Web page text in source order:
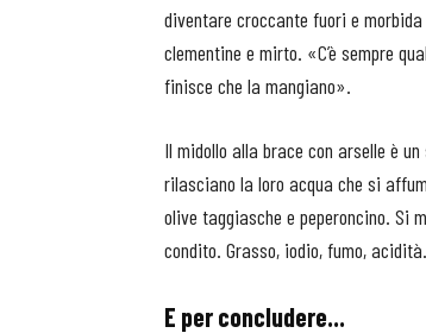
diventare croccante fuori e
clementine e mirto. «C’è sempre
finisce che la mangiano».
Il midollo alla brace con arselle è
rilasciano la loro acqua che si
olive taggiasche e peperoncino. Si
condito. Grasso, iodio, fumo, acidità.
E per concludere...